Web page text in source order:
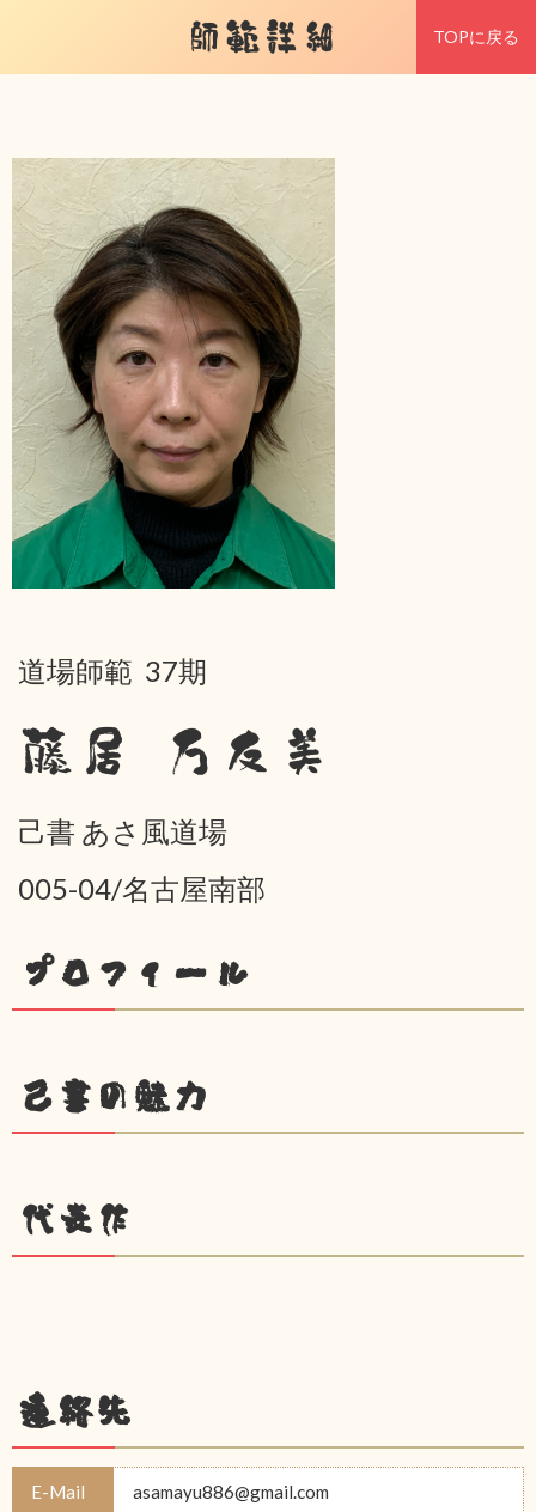
師範詳細 TOPに戻る
道場師範 37期
藤居 万友美
己書 あさ風道場
005-04/名古屋南部
プロフィール
己書の魅力
代表作
連絡先
E-Mail asamayu886@gmail.com